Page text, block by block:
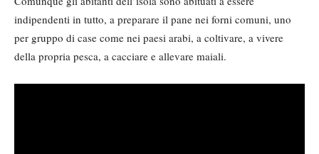
indipendenti in tutto, a preparare il pane nei forni comuni, uno
per gruppo di case come nei paesi arabi, a coltivare, a vivere
della propria pesca, a cacciare e allevare maiali.